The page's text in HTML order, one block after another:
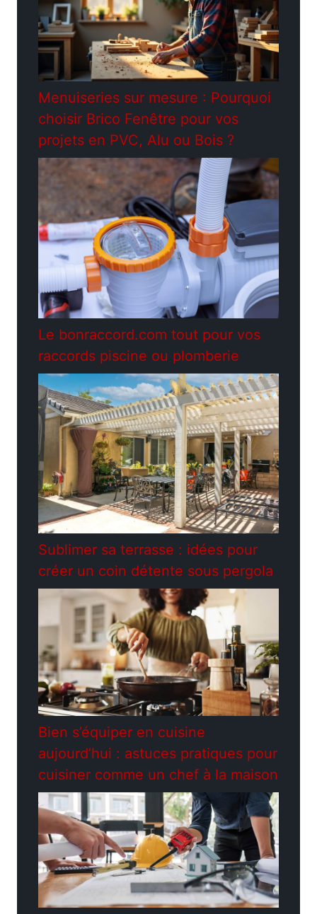
Menuiseries sur mesure : Pourquoi
choisir Brico Fenêtre pour vos
projets en PVC, Alu ou Bois ?
Le bonraccord.com tout pour vos
raccords piscine ou plomberie
Sublimer sa terrasse : idées pour
créer un coin détente sous pergola
Bien s’équiper en cuisine
aujourd’hui : astuces pratiques pour
cuisiner comme un chef à la maison